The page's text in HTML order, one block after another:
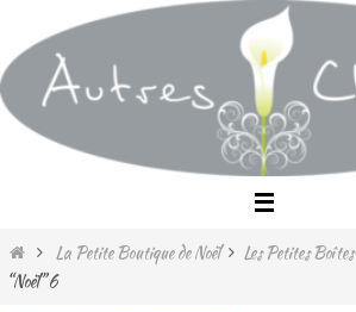
vers
le
contenu
HomeLa Petite Boutique de Noël Les Petites Boîtes
“Noël” 6